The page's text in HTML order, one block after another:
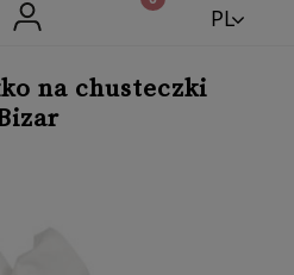
PL
na chusteczki